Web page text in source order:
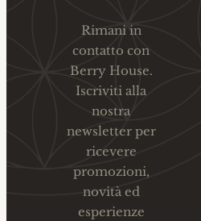
Rimani in
contatto con
Berry House.
Iscriviti alla
nostra
newsletter per
ricevere
promozioni,
novità ed
esperienze